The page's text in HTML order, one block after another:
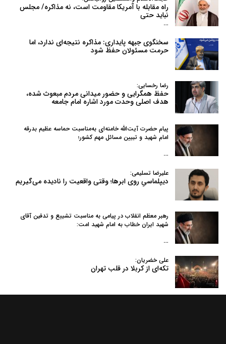
راه مقابله با آمریکا مقاومت است، نه مذاکره/ مجلس
نباید حتی
…
سخنگوی جبهه پایداری: مذاکره نتیجه‌ای ندارد، اما
حرمت مسئولان حفظ شود
رضا رخسایی:
حفظ همگرایی و حضور میدانی مردم مبعوث شده،
هدف اصلی وحدت مورد اشاره امام جامعه
پیام حضرت آیت‌الله خامنه‌ای به‌مناسبت حماسه عظیم بدرقه
امام شهید و تبیین مسائل مهم کشور؛
…
علیرضا تسلیمی:
دیپلماسیِ روی ابرها؛ وقتی واقعیت را نادیده می‌گیریم
رهبر معظم انقلاب در پیامی به‌ مناسبت تشییع و تدفین آقای
شهید ایران خطاب به امام شهید امت:
…
علی خضریان:
تکه‌ای از کربلا در قلب تهران